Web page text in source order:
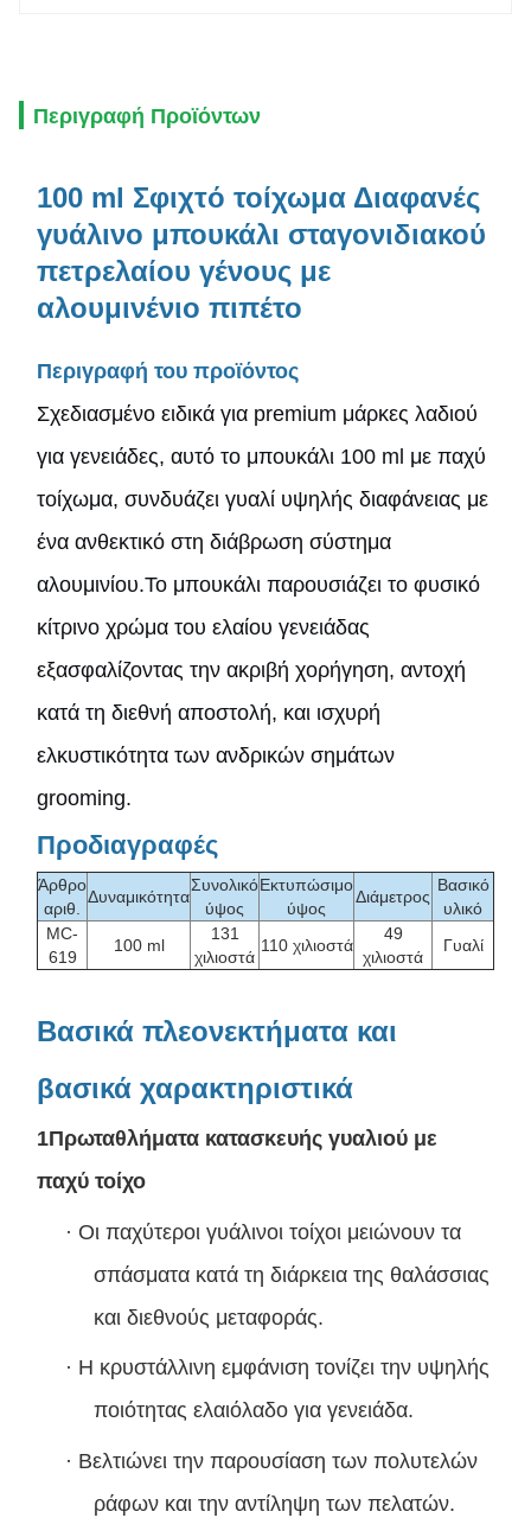
Περιγραφή Προϊόντων
100 ml Σφιχτό τοίχωμα Διαφανές
γυάλινο μπουκάλι σταγονιδιακού
πετρελαίου γένους με
αλουμινένιο πιπέτο
Περιγραφή του προϊόντος
Σχεδιασμένο ειδικά για premium μάρκες λαδιού
για γενειάδες, αυτό το μπουκάλι 100 ml με παχύ
τοίχωμα, συνδυάζει γυαλί υψηλής διαφάνειας με
ένα ανθεκτικό στη διάβρωση σύστημα
αλουμινίου.Το μπουκάλι παρουσιάζει το φυσικό
κίτρινο χρώμα του ελαίου γενειάδας
εξασφαλίζοντας την ακριβή χορήγηση, αντοχή
κατά τη διεθνή αποστολή, και ισχυρή
ελκυστικότητα των ανδρικών σημάτων
grooming.
Προδιαγραφές
Άρθρο
αριθ.
Δυναμικότητα
Συνολικό
ύψος
Εκτυπώσιμο
ύψος
Διάμετρος
Βασικό
υλικό
MC-
619
100 ml
131
χιλιοστά
110 χιλιοστά
49
χιλιοστά
Γυαλί
Βασικά πλεονεκτήματα και
βασικά χαρακτηριστικά
1Πρωταθλήματα κατασκευής γυαλιού με
παχύ τοίχο
· Οι παχύτεροι γυάλινοι τοίχοι μειώνουν τα
σπάσματα κατά τη διάρκεια της θαλάσσιας
και διεθνούς μεταφοράς.
· Η κρυστάλλινη εμφάνιση τονίζει την υψηλής
ποιότητας ελαιόλαδο για γενειάδα.
· Βελτιώνει την παρουσίαση των πολυτελών
ράφων και την αντίληψη των πελατών.